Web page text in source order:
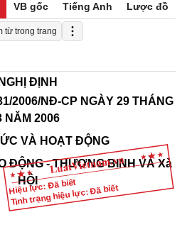
VB gốc Tiếng Anh Lược đồ
từ trong trang
Hiệu lực: Đã biết
Tình trạng hiệu lực: Đã biết
NGHỊ ĐỊNH
2006/NĐ-CP NGÀY 29 THÁNG
NĂM 2006
VÀ HOẠT ĐỘNG
ĐỘNG - THƯƠNG BINH VÀ Xà
HỘI